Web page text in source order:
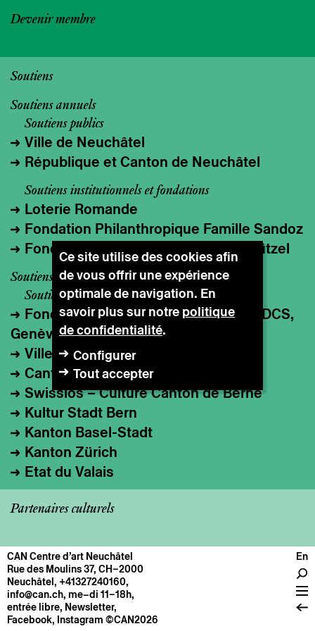
Devenir membre
Soutiens
Soutiens annuels
Soutiens publics
Ville de Neuchâtel
République et Canton de Neuchâtel
Soutiens institutionnels et fondations
Loterie Romande
Fondation Philanthropique Famille Sandoz
Fondation Ernst & Olga Gubler-Hablützel
Soutiens ponctuels
Soutiens publics
Fonds cantonal d’art contemporain, DCS,
Genève
Ville de Genève
Canton de Vaud
Swisslos – Culture Canton de Berne
Kultur Stadt Bern
Kanton Basel-Stadt
Kanton Zürich
Etat du Valais
Soutiens institutionnels et fondations
Ambassade de France en Suisse
culture
Ernst Göhner Stiftung
Fondation Erna et Curt Burgauer
Fondation Dr. Georg et Josi Guggenheim
Partenaires culturels
CENTRE
Infos pratiques
Fonctionnement
À propos
CAN Centre d’art Neuchâtel
Rue des Moulins 37, CH–2000
Neuchâtel, +41327240160,
info@can.ch, me–di 11–18h,
entrée libre, Newsletter,
Facebook, Instagram ©CAN2026
En
Ce site utilise des cookies afin
de vous offrir une expérience
optimale de navigation. En
savoir plus sur notre politique
de confidentialité.
Configurer
Tout accepter